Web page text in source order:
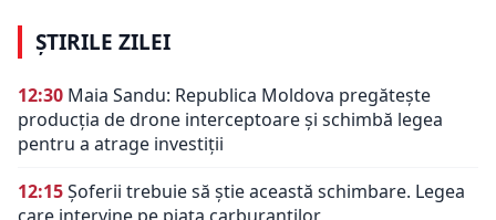
ȘTIRILE ZILEI
12:30 Maia Sandu: Republica Moldova pregătește
producția de drone interceptoare și schimbă legea
pentru a atrage investiții
12:15Șoferii trebuie să știe această schimbare. Legea